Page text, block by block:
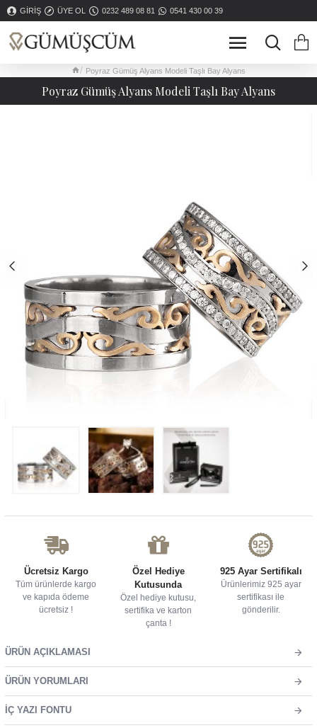
GIRIŞ ÜYE OL 0232 489 08 81 0541 430 00 39
Poyraz Gümüş Alyans Modeli Taşlı Bay Alyans
Poyraz Gümüş Alyans Modeli Taşlı Bay Alyans
Ücretsiz Kargo
Tüm ürünlerde kargo
ve kapıda ödeme
ücretsiz !
Özel Hediye
Kutusunda
Özel hediye kutusu,
sertifika ve karton
çanta !
925 Ayar Sertifikalı
Ürünlerimiz 925 ayar
sertifikası ile
gönderilir.
ÜRÜN AÇIKLAMASI
ÜRÜN YORUMLARI
İÇ YAZI FONTU